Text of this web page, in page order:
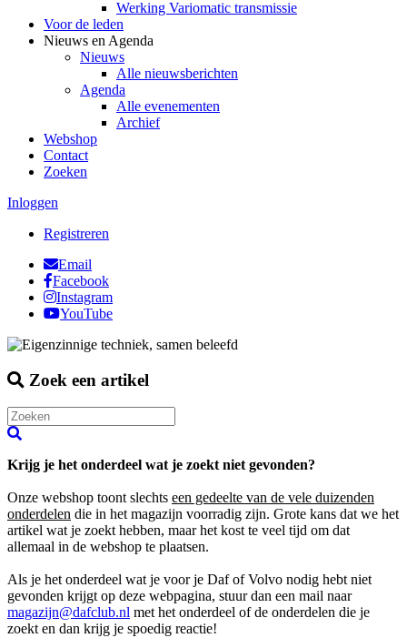
Werking Variomatic transmissie
Voor de leden
Nieuws en Agenda
Nieuws
Alle nieuwsberichten
Agenda
Alle evenementen
Archief
Webshop
Contact
Zoeken
Inloggen
Registreren
Email
Facebook
Instagram
YouTube
Zoek een artikel
Krijg je het onderdeel wat je zoekt niet gevonden?
Onze webshop toont slechts een gedeelte van de vele duizenden
onderdelen die in het magazijn voorradig zijn. Grote kans dat we het
artikel wat je zoekt hebben, maar het kost te veel tijd om dat
allemaal in de webshop te plaatsen.
Als je het onderdeel wat je voor je Daf of Volvo nodig hebt niet
gevonden krijgt op deze webpagina, stuur dan een mail naar
magazijn@dafclub.nl met het onderdeel of de onderdelen die je
zoekt en dan krijg je spoedig reactie!